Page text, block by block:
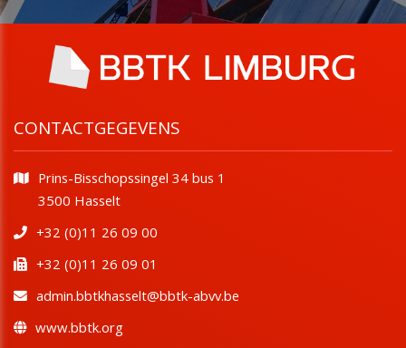
CONTACTGEGEVENS
Prins-Bisschopssingel 34 bus 1
​​​​​​​3500 Hasselt
+32 (0)11 26 09 00
+32 (0)11 26 09 01
admin.bbtkhasselt@bbtk-abvv.be
www.bbtk.org